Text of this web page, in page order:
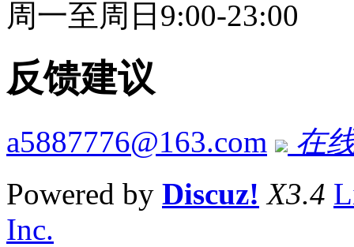
周一至周日9:00-23:00
反馈建议
a5887776@163.com
在
Powered by Discuz! X3.4
Inc.